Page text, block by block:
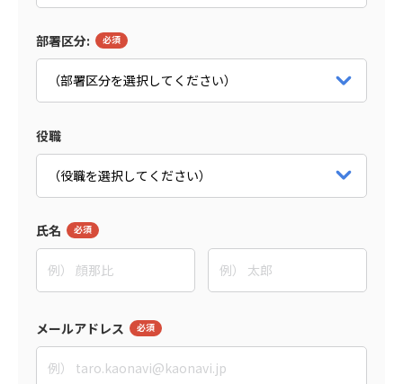
東野 敦
People Trees合同会社
Co-CEO
パートナー詳細をみる
部署区分:
役職
氏名
メールアドレス